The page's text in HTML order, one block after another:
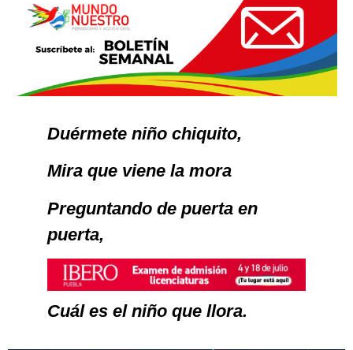
Duérmete niño chiquito,
Mira que viene la mora
Preguntando de puerta en
puerta,
Cuál es el niño que llora.